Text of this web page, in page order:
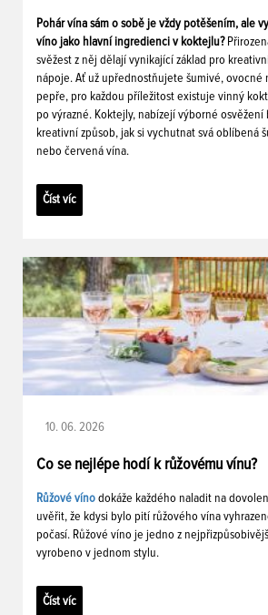
Pohár vína sám o sobě je vždy potěšením, ale
víno jako hlavní ingredienci v koktejlu?
svěžest z něj dělají vynikající základ pro
nápoje. Ať už upřednostňujete šumivé, ovocné
pepře, pro každou příležitost existuje vinný
po výrazné. Koktejly, nabízejí výborné
kreativní způsob, jak si vychutnat svá oblíbená
nebo červená vína.
Číst víc
10. 06. 2026
Co se nejlépe hodí k růžovému vínu?
Růžové víno dokáže každého naladit na
uvěřit, že kdysi bylo pití růžového vína
počasí. Růžové víno je jedno z
vyrobeno v jednom stylu.
Číst víc